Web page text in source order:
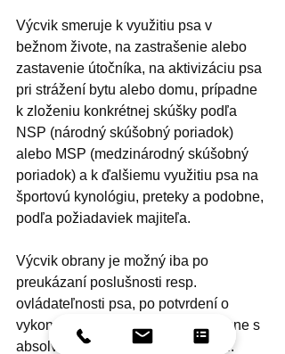
Výcvik smeruje k využitiu psa v
bežnom živote, na zastrašenie alebo
zastavenie útočníka, na aktivizáciu psa
pri strážení bytu alebo domu, prípadne
k zloženiu konkrétnej skúšky podľa
NSP (národný skúšobný poriadok)
alebo MSP (medzinárodný skúšobný
poriadok) a k ďalšiemu využitiu psa na
športovú kynológiu, preteky a podobne,
podľa požiadaviek majiteľa.
Výcvik obrany je možný iba po
preukázaní poslušnosti resp.
ovládateľnosti psa, po potvrdení o
vykonanej skúške, prípadne súčasne s
absolvovaním výcviku poslušnosti.